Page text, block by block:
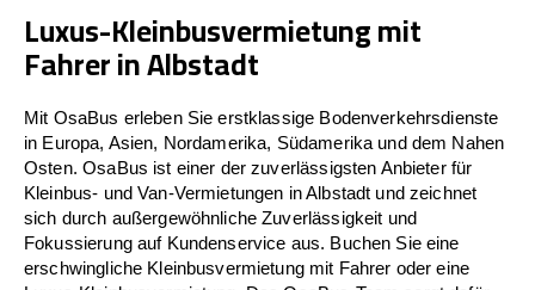
Luxus-Kleinbusvermietung mit
Fahrer in Albstadt
Mit OsaBus erleben Sie erstklassige Bodenverkehrsdienste
in Europa, Asien, Nordamerika, Südamerika und dem Nahen
Osten. OsaBus ist einer der zuverlässigsten Anbieter für
Kleinbus- und Van-Vermietungen in Albstadt und zeichnet
sich durch außergewöhnliche Zuverlässigkeit und
Fokussierung auf Kundenservice aus. Buchen Sie eine
erschwingliche Kleinbusvermietung mit Fahrer oder eine